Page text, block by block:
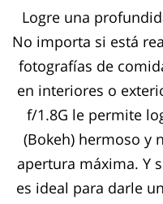
Logre una
No importa si está
fotografías de
en interiores o
f/1.8G le permite
(Bokeh) hermoso y
apertura máxima. Y
es ideal para darle